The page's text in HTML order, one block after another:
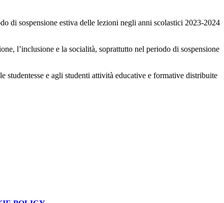
di sospensione estiva delle lezioni negli anni scolastici 2023-2024
l’inclusione e la socialità, soprattutto nel periodo di sospensione
e agli studenti attività educative e formative distribuite